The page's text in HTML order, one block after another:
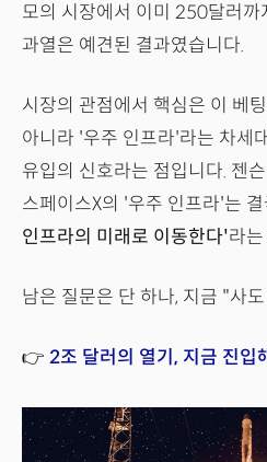
모의 시장에서 이미 250달러까
과열은 예견된 결과였습니다.
시장의 관점에서 핵심은 이 베
아니라 '우주 인프라'라는 차세
유입의 신호라는 점입니다. 젠
스페이스X의 '우주 인프라'는
인프라의 미래로 이동한다'라
남은 질문은 단 하나, 지금 "사
👉 2조 달러의 열기, 지금 진입